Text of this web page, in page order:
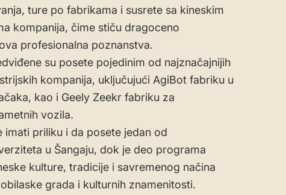
ture po fabrikama i susrete sa kineskim
kompanija, čime stiču dragoceno
profesionalna poznanstva.
su posete pojedinim od najznačajnijih
kompanija, uključujući AgiBot fabriku u
kao i Geely Zeekr fabriku za
vozila.
imati priliku i da posete jedan od
u Šangaju, dok je deo programa
kulture, tradicije i savremenog načina
grada i kulturnih znamenitosti.